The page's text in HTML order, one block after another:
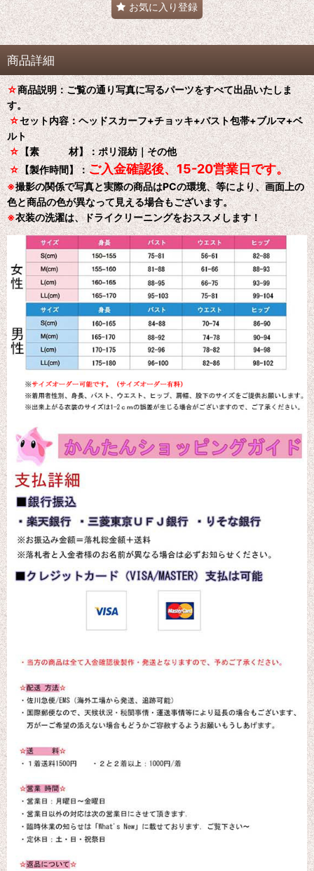
お気に入り登録
商品詳細
☆商品説明：ご覧の通り写真に写るパーツをすべて出品いたしま
す。
☆セット内容：ヘッドスカーフ+チョッキ+バスト包帯+ブルマ+ベ
ルト
☆【素 材】：ポリ混紡｜その他
☆【製作時間】：ご入金確認後、15-20営業日です。
※撮影の関係で写真と実際の商品はPCの環境、等により、画面上の
色と商品の色が異なって見える場合もございます。
※衣装の洗濯は、ドライクリーニングをおススメします！